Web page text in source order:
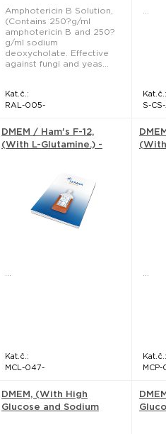
Amphotericin B Solution,
(Contains 250?g/ml
amphotericin B and 250?
g/ml sodium
deoxycholate. Effective
against fungi and yeas...
Kat.č.:
RAL-005-
...
Kat.č.:
S-
DMEM / Ham's F-12,
(With L-Glutamine.) -
...
Kat.č.:
MCL-047-
...
Kat.č.:
DMEM, (With High
Glucose and Sodium